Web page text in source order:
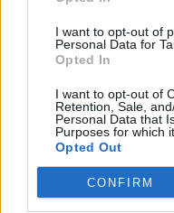
I want to opt-out of
Personal Data for
Opted In
I want to opt-out of
Retention, Sale,
Personal Data that
Purposes for which
Opted Out
CONFIRM
Žinios | Lietuvos diena
Savaitės vidurys
32 laipsnių šilumos
Žinios | Orai
V. Zalužno
Ukrainos politikoje: jis